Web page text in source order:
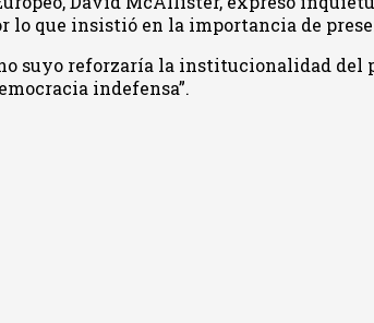
lo que insistió en la importancia de
suyo reforzaría la institucionalidad del
indefensa”.